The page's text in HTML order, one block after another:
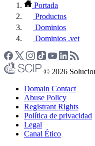
Portada
Productos
Dominios
Dominios .vet
© 2026
Domain Contact
Abuse Policy
Registrant Rights
Política de privacidad
Legal
Canal Ético